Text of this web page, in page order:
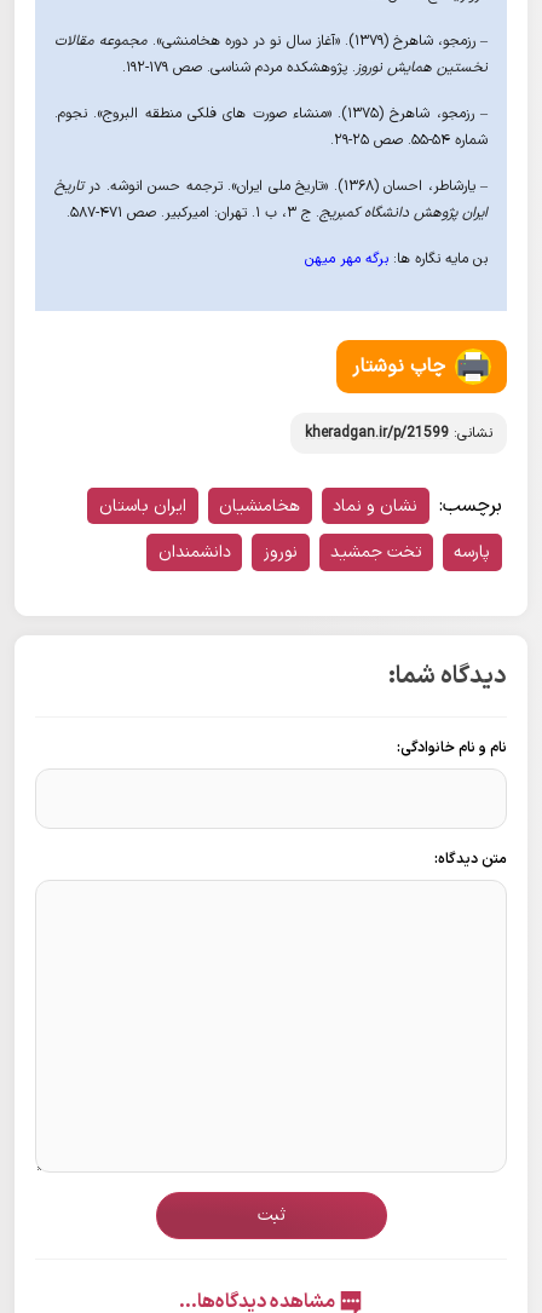
– رزمجو، شاهرخ (۱۳۷۹). «آغاز سال نو در دوره هخامنشی».
مجموعه مقالات
نخستین همایش نوروز. پژوهشکده مردم شناسی. صص ۱۷۹-۱۹۲.
– رزمجو، شاهرخ (۱۳۷۵). «منشاء صورت های فلکی منطقه البروج». نجوم.
شماره ۵۴-۵۵. صص ۲۵-۲۹.
– یارشاطر، احسان (۱۳۶۸). «تاریخ ملی ایران». ترجمه حسن انوشه. در
تاریخ
ایران پژوهش دانشگاه کمبریج. ج ۳، ب ۱. تهران: امیرکبیر. صص ۴۷۱-۵۸۷.
بن مایه نگاره ها: برگه مهر میهن
چاپ نوشتار
نشانی: kheradgan.ir/p/21599
برچسب: نشان و نماد هخامنشیان
ایران باستان
پارسه
تخت جمشید نوروز دانشمندان
دیدگاه شما:
نام و نام خانوادگی:
متن دیدگاه:
ثبت
مشاهده دیدگاه‌ها...